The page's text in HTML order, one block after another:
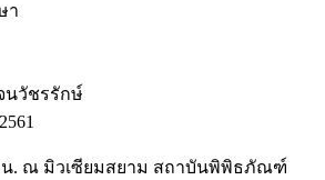
น. ณ มิวเซียมสยาม สถาบันพิพิธภัณฑ์
ติ